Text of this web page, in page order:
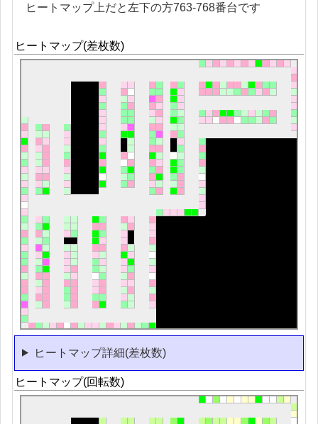
ヒートマップ上だと左下の方763-768番台です
ヒートマップ(差枚数)
ヒートマップ詳細(差枚数)
ヒートマップ(回転数)